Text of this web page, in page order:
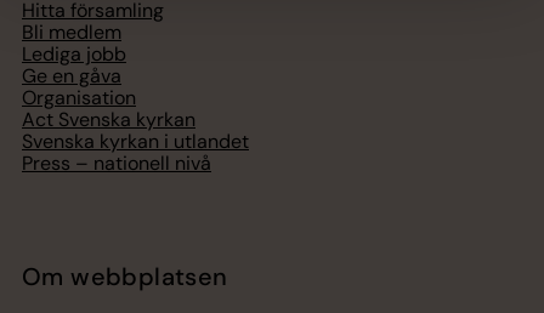
Hitta församling
Bli medlem
Lediga jobb
Ge en gåva
Organisation
Act Svenska kyrkan
Svenska kyrkan i utlandet
Press – nationell nivå
Om webbplatsen